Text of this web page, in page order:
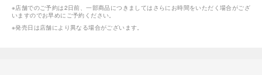
※店舗でのご予約は2日前、一部商品につきましてはさらにお時間をいただく場合がござ
いますのでお早めにご予約ください。
※発売日は店舗により異なる場合がございます。